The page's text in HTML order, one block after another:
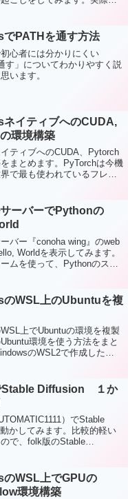
場合に役立つコマンドを中
した。
PATHを通す方法
心者には分かりにくい
す」についてわかりやすく説
います。
イティブへのCUDA,
環境構築
ティブへのCUDA、Pytorch
まとめます。PyTorchは今機
で最も使われているフレー
ネイティブへの環境構築を
す。
ーバーでPythonの
バー『conoha wing』のweb
Worldを表示してみます。
ムを使って、Pythonのスク
の準備）、HTMLファイ
スクリプトの準備、フ
ミッション設定、結果確
のWSL上のUbuntuを複
上でUbuntuの環境を複製
環境を使う方法をまと
のWSL2で作成した
のUbuntu環境を維持し
して実験的に使えるUbuntu
てみます。
Stable Diffusion １か
）でStable
かしてみます。比較的軽い
で、folk版のStable
。WSL上でGPUの
環境構築